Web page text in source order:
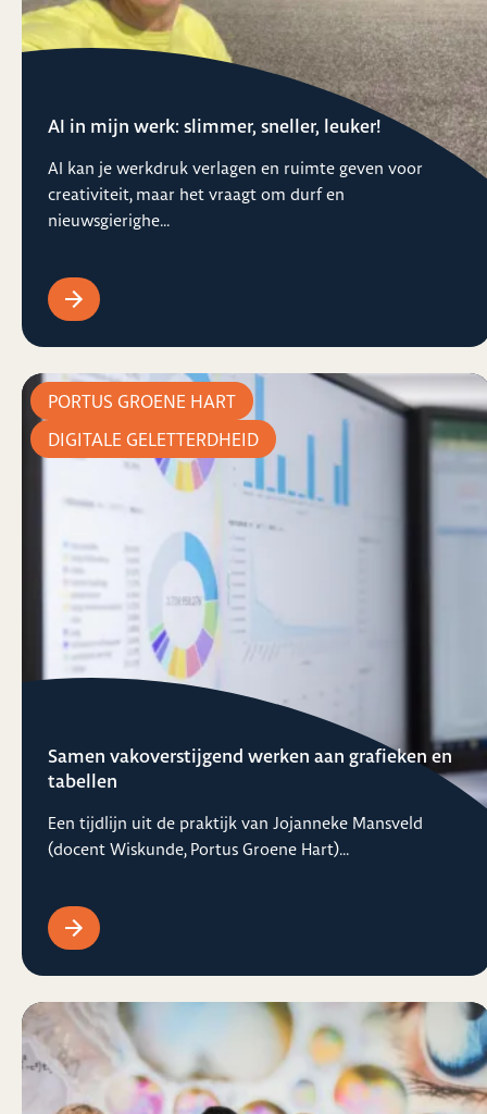
AI in mijn werk: slimmer, sneller, leuker!
AI kan je werkdruk verlagen en ruimte geven voor
creativiteit, maar het vraagt om durf en
nieuwsgierighe...
Samen vakoverstijgend werken aan grafieken en
tabellen
Een tijdlijn uit de praktijk van Jojanneke Mansveld
(docent Wiskunde, Portus Groene Hart)...
PORTUS GROENE HART
DIGITALE GELETTERDHEID